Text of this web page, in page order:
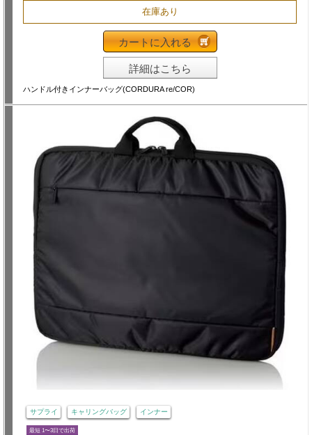
在庫あり
カートに入れる
詳細はこちら
ハンドル付きインナーバッグ(CORDURA re/COR)
サプライ キャリングバッグ インナー
最短 1〜3日で出荷